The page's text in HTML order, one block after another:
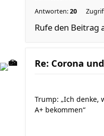
Antworten:20
Rufe den Beitrag
Re: Corona
Trump: „Ich denke,
A+ bekommen“